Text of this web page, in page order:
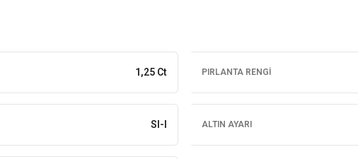
1,25 Ct PIRLANTA RENGI
SI-I ALTIN AYARI